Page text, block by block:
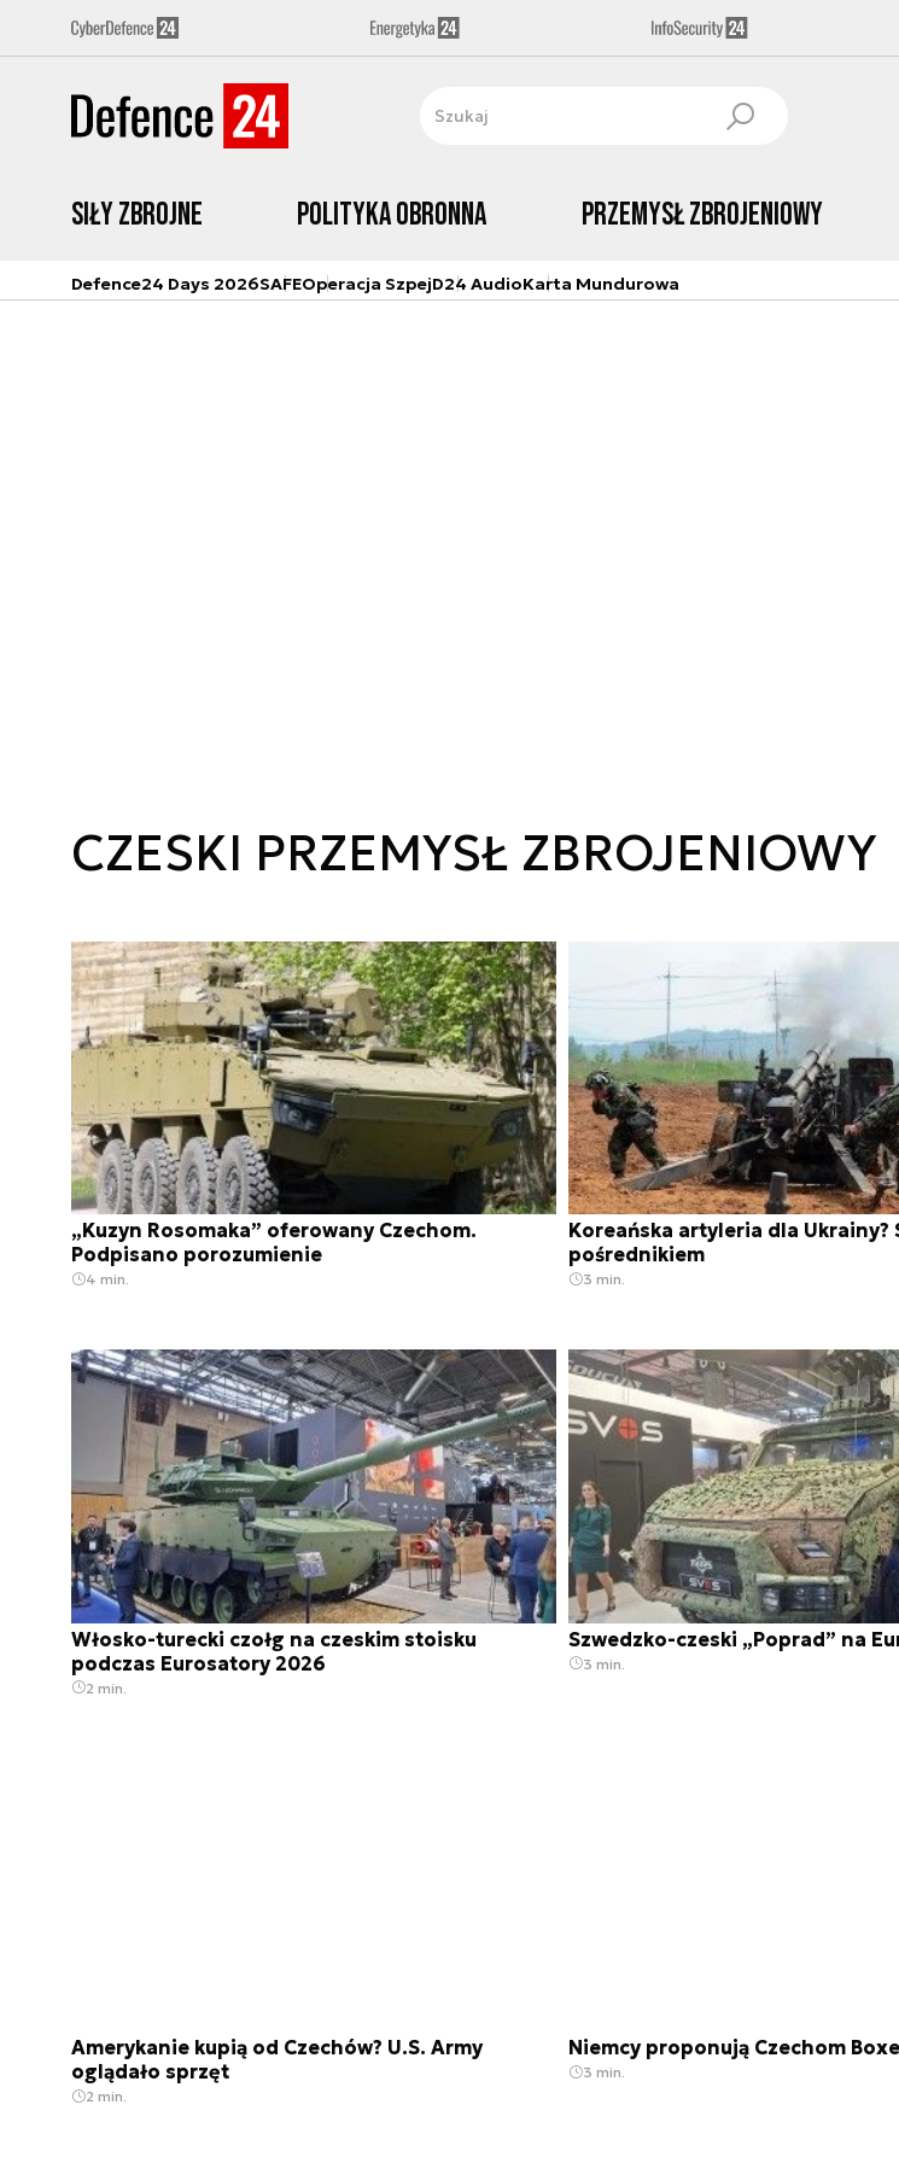
Siły zbrojne Polityka obronna Przemysł Zbrojeniowy
Defence24 Days 2026SAFEOperacja SzpejD24 AudioKarta Mundurowa
CZESKI PRZEMYSŁ ZBROJENIOWY
„Kuzyn Rosomaka” oferowany Czechom.
Podpisano porozumienie
4 min.
Koreańska artyleria dla Ukrainy?
pośrednikiem
3 min.
Włosko-turecki czołg na czeskim stoisku
podczas Eurosatory 2026
2 min.
Szwedzko-czeski „Poprad” na
3 min.
Amerykanie kupią od Czechów? U.S. Army
oglądało sprzęt
2 min.
Niemcy proponują Czechom
3 min.